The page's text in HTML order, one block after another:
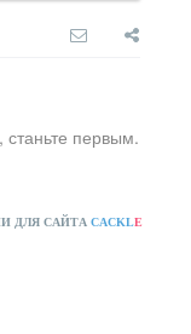
первым.
ДЛЯ САЙТА CACKLE